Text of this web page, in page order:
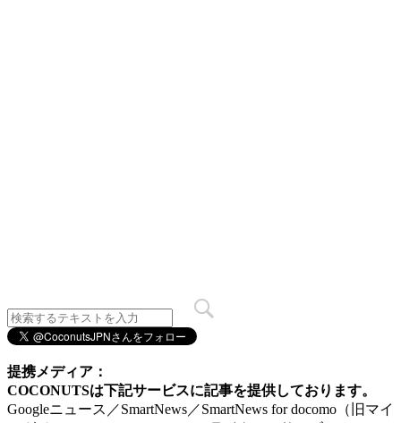
提携メディア：
COCONUTSは下記サービスに記事を提供しております。
Googleニュース／SmartNews／SmartNews for docomo（旧マイ